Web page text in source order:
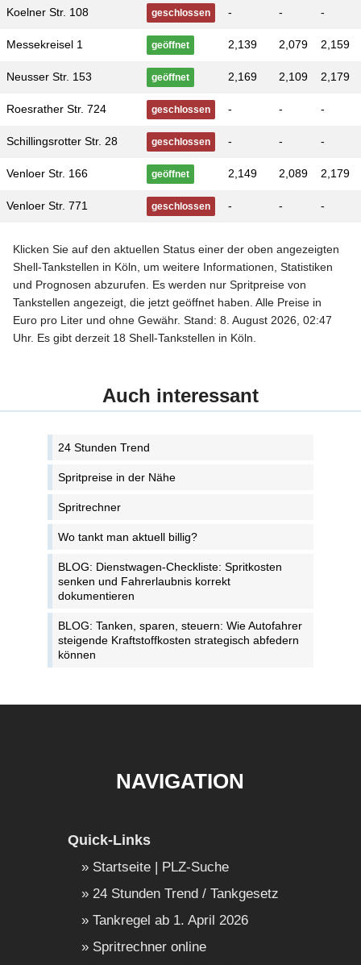
Koelner Str. 108 geschlossen - - -
Messekreisel 1 geöffnet 2,139 2,079 2,159
Neusser Str. 153 geöffnet 2,169 2,109 2,179
Roesrather Str. 724 geschlossen - - -
Schillingsrotter Str. 28 geschlossen - - -
Venloer Str. 166 geöffnet 2,149 2,089 2,179
Venloer Str. 771 geschlossen - - -
Klicken Sie auf den aktuellen Status einer der oben angezeigten
Shell-Tankstellen in Köln, um weitere Informationen, Statistiken
und Prognosen abzurufen. Es werden nur Spritpreise von
Tankstellen angezeigt, die jetzt geöffnet haben. Alle Preise in
Euro pro Liter und ohne Gewähr. Stand: 8. August 2026, 02:47
Uhr. Es gibt derzeit 18 Shell-Tankstellen in Köln.
Auch interessant
24 Stunden Trend
Spritpreise in der Nähe
Spritrechner
Wo tankt man aktuell billig?
BLOG: Dienstwagen-Checkliste: Spritkosten
senken und Fahrerlaubnis korrekt
dokumentieren
BLOG: Tanken, sparen, steuern: Wie Autofahrer
steigende Kraftstoffkosten strategisch abfedern
können
NAVIGATION
Quick-Links
Startseite | PLZ-Suche
24 Stunden Trend / Tankgesetz
Tankregel ab 1. April 2026
Spritrechner online